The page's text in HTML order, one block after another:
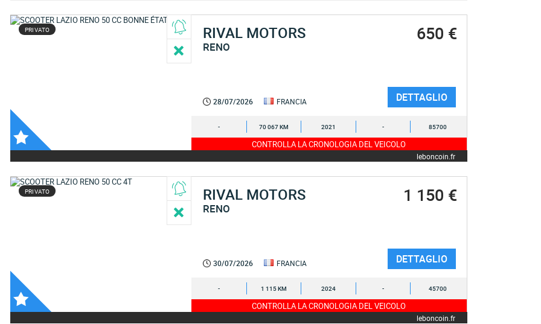
PRIVATO RIVAL MOTORS
RENO
650 €
28/07/2026 FRANCIA DETTAGLIO
- 70 067 KM 2021 - 85700
CONTROLLA LA CRONOLOGIA DEL VEICOLO
leboncoin.fr
PRIVATO RIVAL MOTORS
RENO
1 150 €
30/07/2026 FRANCIA DETTAGLIO
- 1 115 KM 2024 - 45700
CONTROLLA LA CRONOLOGIA DEL VEICOLO
leboncoin.fr